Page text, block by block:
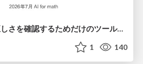
Lean は証明の正しさを確認するためだけのツールって思ってませんか？
1 140